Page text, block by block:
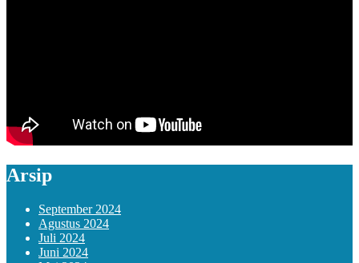
Arsip
September 2024
Agustus 2024
Juli 2024
Juni 2024